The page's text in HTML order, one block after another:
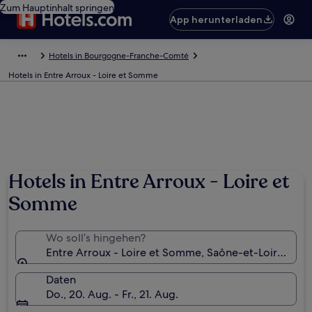
Zum Hauptinhalt springen
App herunterladen
Hotels in Bourgogne-Franche-Comté
Hotels in Entre Arroux - Loire et Somme
Hotels in Entre Arroux - Loire et
Somme
Wo soll’s hingehen?
Entre Arroux - Loire et Somme, Saône-et-Loire,
Daten
Do., 20. Aug. - Fr., 21. Aug.